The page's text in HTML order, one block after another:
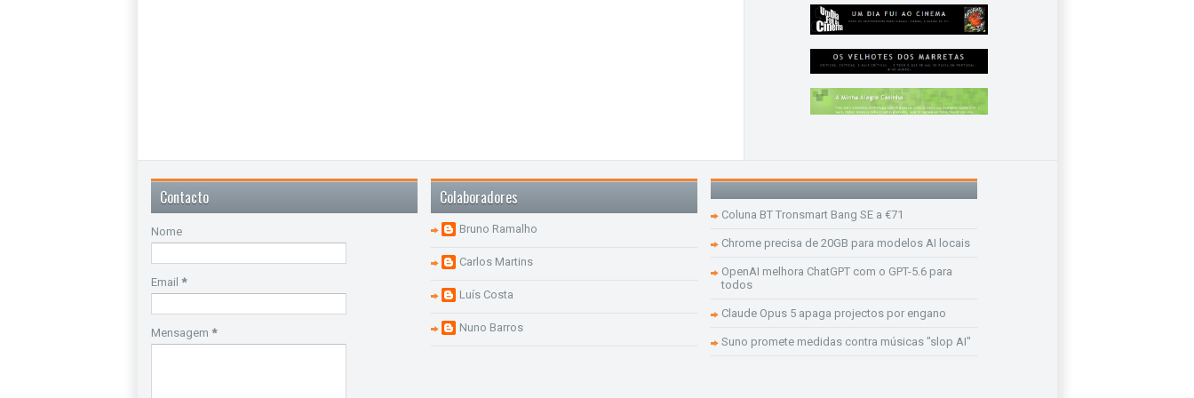
Contacto
Nome
Email *
Mensagem *
Colaboradores
Bruno Ramalho
Carlos Martins
Luís Costa
Nuno Barros
Coluna BT Tronsmart Bang SE a €71
Chrome precisa de 20GB para modelos AI locais
OpenAI melhora ChatGPT com o GPT-5.6 para
todos
Claude Opus 5 apaga projectos por engano
Suno promete medidas contra músicas "slop AI"